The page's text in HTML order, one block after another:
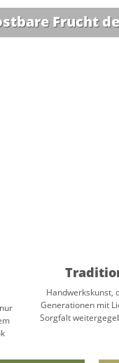
Frucht
Handwerkskunst,
Generationen mit
Sorgfalt